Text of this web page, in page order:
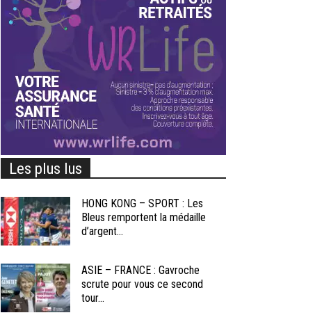
Les plus lus
HONG KONG – SPORT : Les
Bleus remportent la médaille
d’argent...
ASIE – FRANCE : Gavroche
scrute pour vous ce second
tour...